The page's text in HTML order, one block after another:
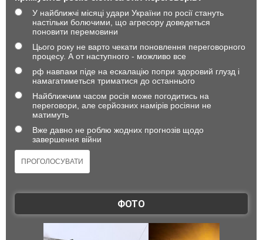
У найближчі місяці удари України по росії стануть
настільки болючими, що агресору доведеться
поновити перемовини
Цього року не варто чекати поновлення переговорного
процесу. А от наступного - можливо все
рф навпаки піде на ескалацію попри здоровий глузд і
намагатиметься триматися до останнього
Найближчим часом росія може погодитись на
переговори, але серйозних намірів росіяни не
матимуть
Вже давно не роблю жодних прогнозів щодо
завершення війни
ФОТО